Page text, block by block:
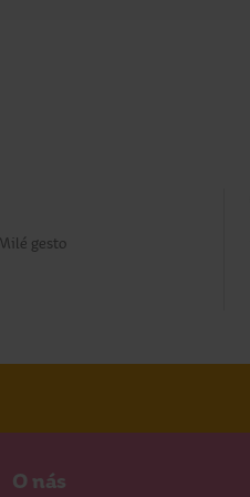
gesto
O nás